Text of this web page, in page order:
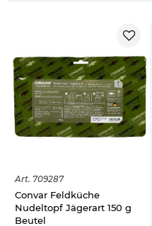
Art. 709287
Convar Feldküche
Nudeltopf Jägerart 150 g
Beutel